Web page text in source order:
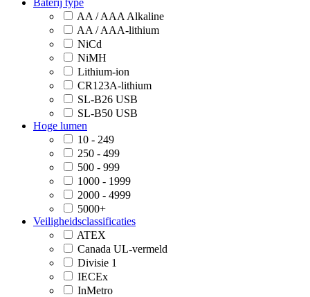
AA / AAA Alkaline
AA / AAA-lithium
NiCd
NiMH
Lithium-ion
CR123A-lithium
SL-B26 USB
SL-B50 USB
Hoge lumen
10 - 249
250 - 499
500 - 999
1000 - 1999
2000 - 4999
5000+
Veiligheidsclassificaties
ATEX
Canada UL-vermeld
Divisie 1
IECEx
InMetro